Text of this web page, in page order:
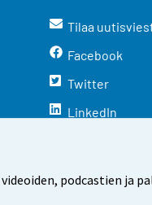
podcastien ja
Tilaa
Facebook
Twitter
LinkedIn